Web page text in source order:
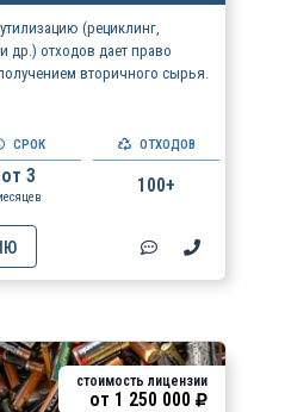
(рециклинг,
др.) отходов дает право
вторичного сырья.
СРОК
от 3
ОТХОДОВ
100+
стоимость лицензии
от 1 250 000